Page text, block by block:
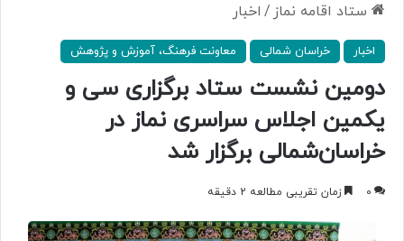
ستاد اقامه نماز / اخبار
اخبار خراسان شمالی معاونت فرهنگ، آموزش و پژوهش
دومین نشست ستاد برگزاری سی‌ و‌
یکمین اجلاس سراسری نماز در
خراسان‌شمالی برگزار شد
0 زمان تقریبی مطالعه 2 دقیقه